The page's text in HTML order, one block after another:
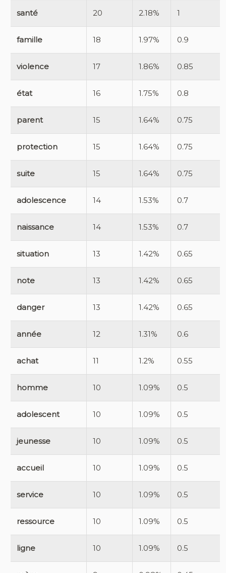
santé 20 2.18% 1
famille 18 1.97% 0.9
violence 17 1.86% 0.85
état 16 1.75% 0.8
parent 15 1.64% 0.75
protection 15 1.64% 0.75
suite 15 1.64% 0.75
adolescence 14 1.53% 0.7
naissance 14 1.53% 0.7
situation 13 1.42% 0.65
note 13 1.42% 0.65
danger 13 1.42% 0.65
année 12 1.31% 0.6
achat 11 1.2% 0.55
homme 10 1.09% 0.5
adolescent 10 1.09% 0.5
jeunesse 10 1.09% 0.5
accueil 10 1.09% 0.5
service 10 1.09% 0.5
ressource 10 1.09% 0.5
ligne 10 1.09% 0.5